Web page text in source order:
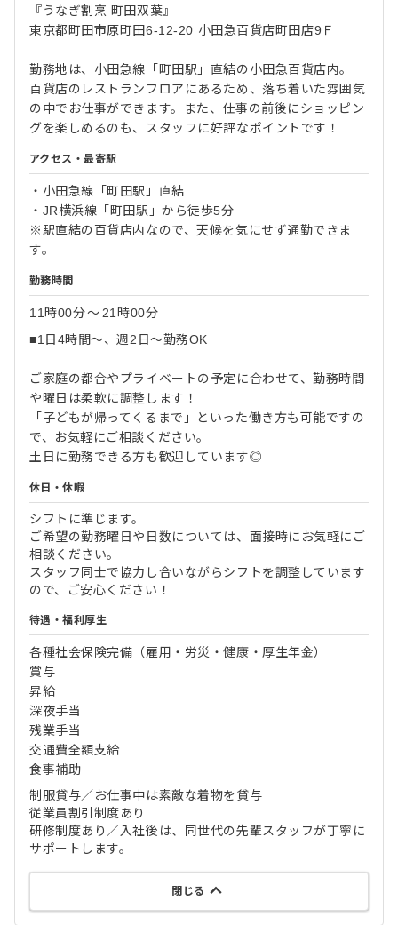
『うなぎ割烹 町田双葉』
東京都町田市原町田6-12-20 小田急百貨店町田店9Ｆ
勤務地は、小田急線「町田駅」直結の小田急百貨店内。
百貨店のレストランフロアにあるため、落ち着いた雰囲気
の中でお仕事ができます。また、仕事の前後にショッピン
グを楽しめるのも、スタッフに好評なポイントです！
アクセス・最寄駅
・小田急線「町田駅」直結
・JR横浜線「町田駅」から徒歩5分
※駅直結の百貨店内なので、天候を気にせず通勤できま
す。
勤務時間
11時00分〜 21時00分
■1日4時間～、週2日～勤務OK
ご家庭の都合やプライベートの予定に合わせて、勤務時間
や曜日は柔軟に調整します！
「子どもが帰ってくるまで」といった働き方も可能ですの
で、お気軽にご相談ください。
土日に勤務できる方も歓迎しています◎
休日・休暇
シフトに準じます。
ご希望の勤務曜日や日数については、面接時にお気軽にご
相談ください。
スタッフ同士で協力し合いながらシフトを調整しています
ので、ご安心ください！
待遇・福利厚生
各種社会保険完備（雇用・労災・健康・厚生年金）
賞与
昇給
深夜手当
残業手当
交通費全額支給
食事補助
制服貸与／お仕事中は素敵な着物を貸与
従業員割引制度あり
研修制度あり／入社後は、同世代の先輩スタッフが丁寧に
サポートします。
閉じる